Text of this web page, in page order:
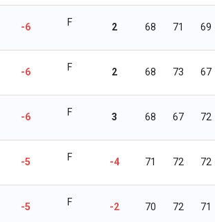
-6 F 2 68 71 69
-6 F 2 68 73 67
-6 F 3 68 67 72
-5 F -4 71 72 72
-5 F -2 70 72 71